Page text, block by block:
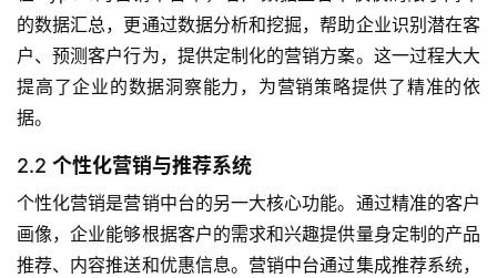
的数据汇总，更通过数据分析和挖掘，帮助企业识别潜在客
户、预测客户行为，提供定制化的营销方案。这一过程大大
提高了企业的数据洞察能力，为营销策略提供了精准的依
据。
2.2 个性化营销与推荐系统
个性化营销是营销中台的另一大核心功能。通过精准的客户
画像，企业能够根据客户的需求和兴趣提供量身定制的产品
推荐、内容推送和优惠信息。营销中台通过集成推荐系统，